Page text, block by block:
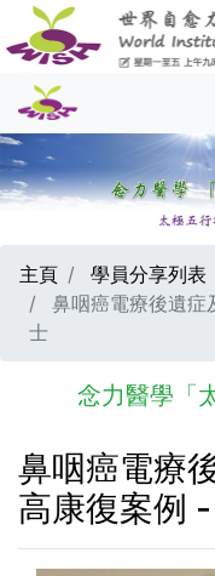
主頁
學員分享列表
鼻咽癌電療後遺
士
念力醫學「
鼻咽癌電療
高康復案例